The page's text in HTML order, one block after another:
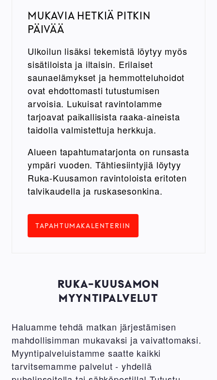
MUKAVIA HETKIÄ PITKIN
PÄIVÄÄ
Ulkoilun lisäksi tekemistä löytyy myös
sisätiloista ja iltaisin. Erilaiset
saunaelämykset ja hemmotteluhoidot
ovat ehdottomasti tutustumisen
arvoisia. Lukuisat ravintolamme
tarjoavat paikallisista raaka-aineista
taidolla valmistettuja herkkuja.
Alueen tapahtumatarjonta on runsasta
ympäri vuoden. Tähtiesiintyjiä löytyy
Ruka-Kuusamon ravintoloista eritoten
talvikaudella ja ruskasesonkina.
TAPAHTUMAKALENTERIIN
RUKA-KUUSAMON
MYYNTIPALVELUT
Haluamme tehdä matkan järjestämisen
mahdollisimman mukavaksi ja vaivattomaksi.
Myyntipalveluistamme saatte kaikki
tarvitsemamme palvelut - yhdellä